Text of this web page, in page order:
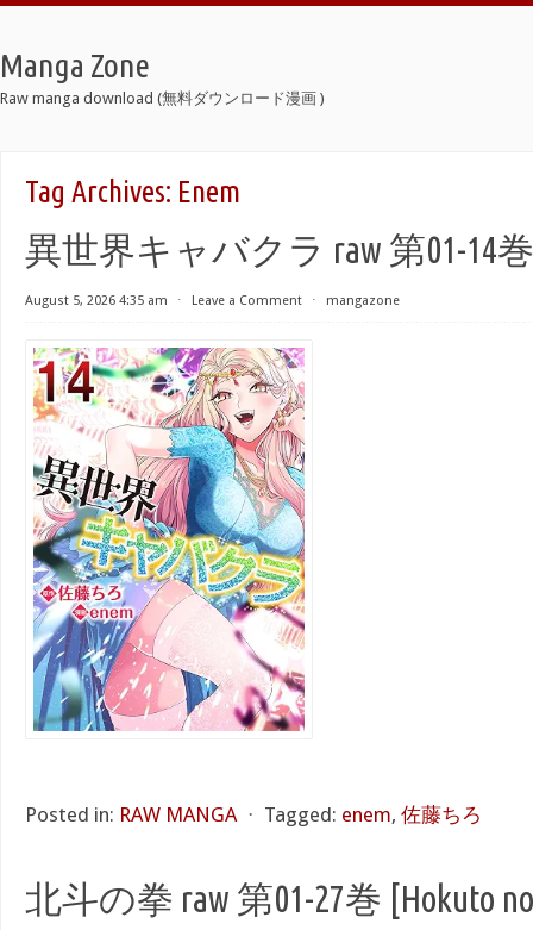
Manga Zone
Raw manga download (無料ダウンロード漫画 )
Tag Archives: Enem
異世界キャバクラ raw 第01-14巻
August 5, 2026 4:35 am ⋅ Leave a Comment ⋅ mangazone
Posted in: RAW MANGA ⋅ Tagged: enem, 佐藤ちろ
北斗の拳 raw 第01-27巻 [Hokuto no